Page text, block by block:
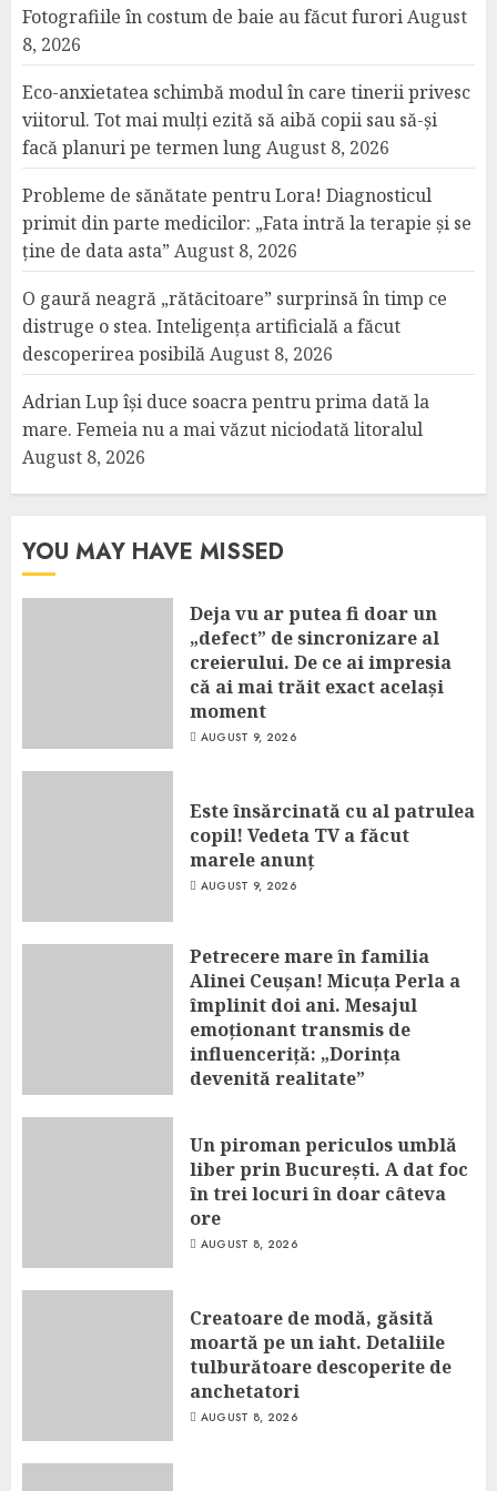
Fotografiile în costum de baie au făcut furoriAugust
8, 2026
Eco-anxietatea schimbă modul în care tinerii privesc
viitorul. Tot mai mulți ezită să aibă copii sau să-și
facă planuri pe termen lung August 8, 2026
Probleme de sănătate pentru Lora! Diagnosticul
primit din parte medicilor: „Fata intră la terapie și se
ține de data asta” August 8, 2026
O gaură neagră „rătăcitoare” surprinsă în timp ce
distruge o stea. Inteligența artificială a făcut
descoperirea posibilăAugust 8, 2026
Adrian Lup își duce soacra pentru prima dată la
mare. Femeia nu a mai văzut niciodată litoralul
August 8, 2026
YOU MAY HAVE MISSED
Deja vu ar putea fi doar un
„defect” de sincronizare al
creierului. De ce ai impresia
că ai mai trăit exact același
moment
AUGUST 9, 2026
Este însărcinată cu al patrulea
copil! Vedeta TV a făcut
marele anunț
AUGUST 9, 2026
Petrecere mare în familia
Alinei Ceușan! Micuța Perla a
împlinit doi ani. Mesajul
emoționant transmis de
influenceriță: „Dorința
devenită realitate”
Un piroman periculos umblă
liber prin București. A dat foc
în trei locuri în doar câteva
ore
AUGUST 8, 2026
Creatoare de modă, găsită
moartă pe un iaht. Detaliile
tulburătoare descoperite de
anchetatori
AUGUST 8, 2026